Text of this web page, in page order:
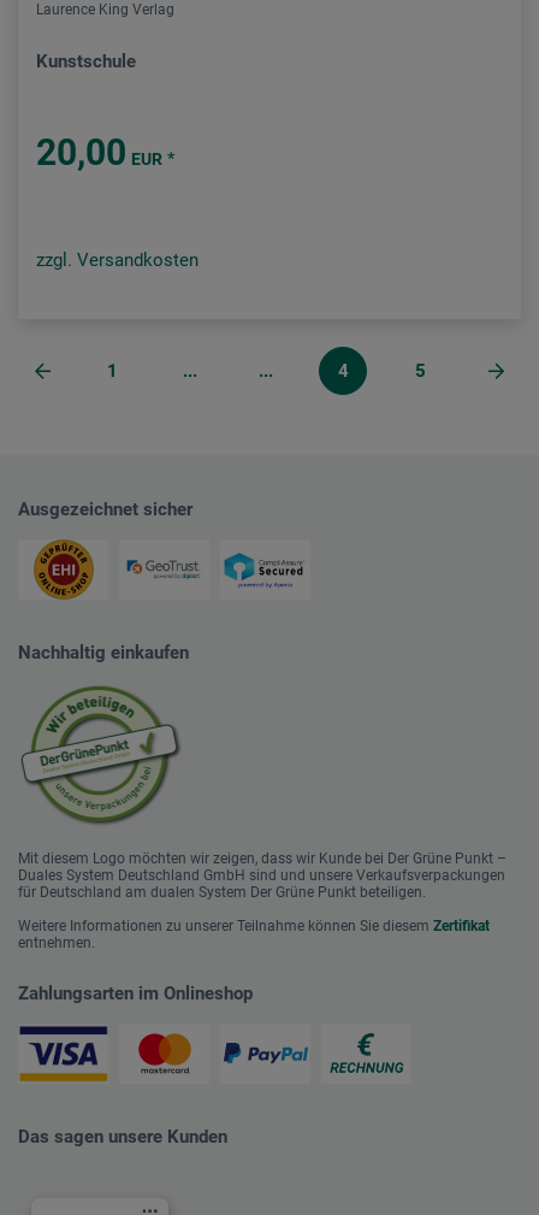
Laurence King Verlag
Kunstschule
20,00 EUR *
zzgl. Versandkosten
1 ... ... 4 5
Ausgezeichnet sicher
Nachhaltig einkaufen
Mit diesem Logo möchten wir zeigen, dass wir Kunde bei Der Grüne Punkt –
Duales System Deutschland GmbH sind und unsere Verkaufsverpackungen
für Deutschland am dualen System Der Grüne Punkt beteiligen.
Weitere Informationen zu unserer Teilnahme können Sie diesem Zertifikat
entnehmen.
Zahlungsarten im Onlineshop
Das sagen unsere Kunden